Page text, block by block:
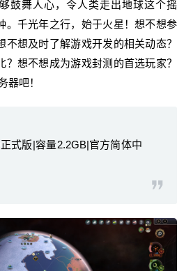
舞人心，令人类走出地球这个摇
。千光年之行，始于火星！想不想参
想及时了解游戏开发的相关动态？
想不想成为游戏封测的首选玩家？
器吧！
式版|容量2.2GB|官方简体中